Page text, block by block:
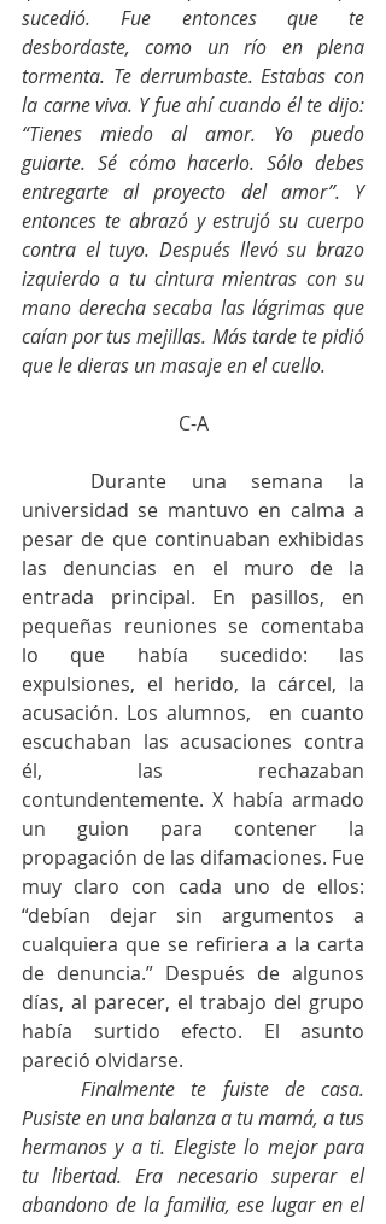
sucedió. Fue entonces que te
desbordaste, como un río en plena
tormenta. Te derrumbaste. Estabas con
la carne viva. Y fue ahí cuando él te dijo:
“Tienes miedo al amor. Yo puedo
guiarte. Sé cómo hacerlo. Sólo debes
entregarte al proyecto del amor”. Y
entonces te abrazó y estrujó su cuerpo
contra el tuyo. Después llevó su brazo
izquierdo a tu cintura mientras con su
mano derecha secaba las lágrimas que
caían por tus mejillas. Más tarde te pidió
que le dieras un masaje en el cuello.
C-A
universidad se mantuvo en calma a
pesar de que continuaban exhibidas
las denuncias en el muro de la
entrada principal. En pasillos, en
pequeñas reuniones se comentaba
lo que había sucedido: las
expulsiones, el herido, la cárcel, la
acusación. Los alumnos,  en cuanto
escuchaban las acusaciones contra
él, las rechazaban
contundentemente. X había armado
un guion para contener la
propagación de las difamaciones. Fue
muy claro con cada uno de ellos:
“debían dejar sin argumentos a
cualquiera que se refiriera a la carta
de denuncia.” Después de algunos
días, al parecer, el trabajo del grupo
había surtido efecto. El asunto
pareció olvidarse.
Finalmente te fuiste de casa.
Pusiste en una balanza a tu mamá, a tus
hermanos y a ti. Elegiste lo mejor para
tu libertad. Era necesario superar el
abandono de la familia, ese lugar en el